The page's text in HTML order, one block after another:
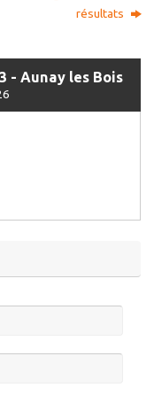
résultats
- Aunay les Bois